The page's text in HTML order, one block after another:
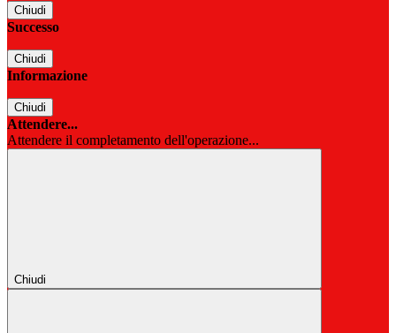
Chiudi
Successo
Chiudi
Informazione
Chiudi
Attendere...
Attendere il completamento dell'operazione...
Chiudi